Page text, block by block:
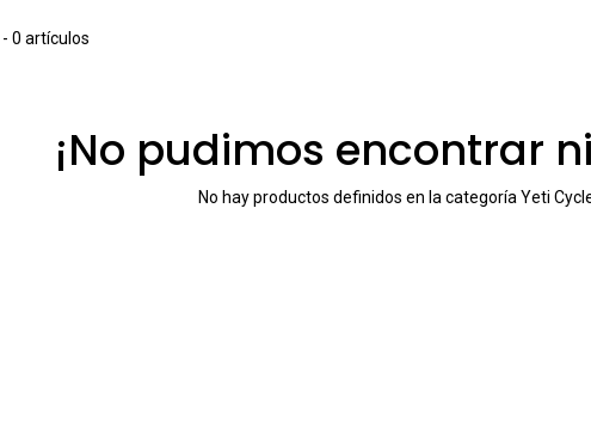
- 0 artículos
¡No pudimos encontrar
No hay productos definidos en la categoríaYeti